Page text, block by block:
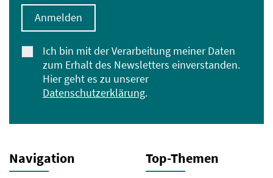
Ich bin mit der Verarbeitung meiner Daten
zum Erhalt des Newsletters einverstanden.
Hier geht es zu unserer
Datenschutzerklärung.
Anmelden
Navigation Top-Themen